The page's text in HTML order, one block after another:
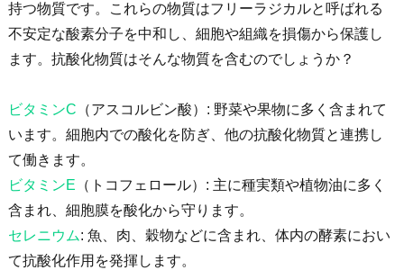
持つ物質です。これらの物質はフリーラジカルと呼ばれる
不安定な酸素分子を中和し、細胞や組織を損傷から保護し
ます。抗酸化物質はそんな物質を含むのでしょうか？
ビタミンC （アスコルビン酸）: 野菜や果物に多く含まれて
います。細胞内での酸化を防ぎ、他の抗酸化物質と連携し
て働きます。
ビタミンE （トコフェロール）: 主に種実類や植物油に多く
含まれ、細胞膜を酸化から守ります。
セレニウム: 魚、肉、穀物などに含まれ、体内の酵素におい
て抗酸化作用を発揮します。